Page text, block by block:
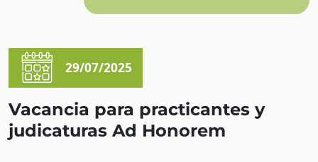
29/07/2025
Vacancia para practicantes y
judicaturas Ad Honorem